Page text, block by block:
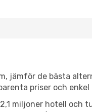
jämför de bästa
priser och enkel
miljoner hotell och